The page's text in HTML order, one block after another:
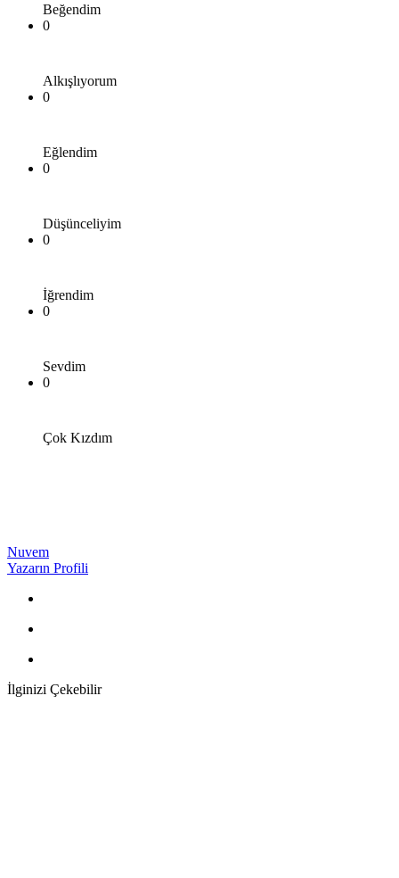
Beğendim
0
Alkışlıyorum
0
Eğlendim
0
Düşünceliyim
0
İğrendim
0
Sevdim
0
Çok Kızdım
Nuvem
Yazarın Profili
İlginizi Çekebilir